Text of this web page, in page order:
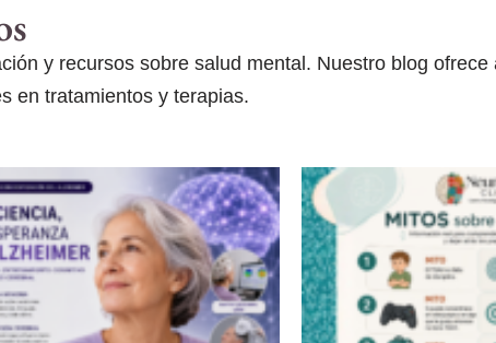
y recursos sobre salud mental. Nuestro blog
en tratamientos y terapias.